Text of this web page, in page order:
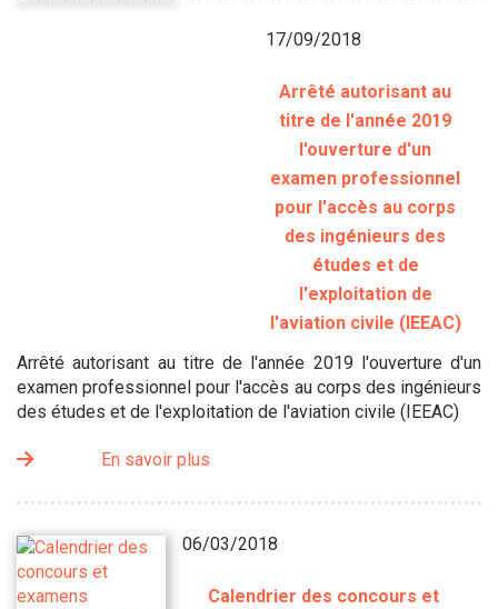
17/09/2018
Arrêté autorisant au
titre de l'année 2019
l'ouverture d'un
examen professionnel
pour l'accès au corps
des ingénieurs des
études et de
l'exploitation de
l'aviation civile (IEEAC)
Arrêté autorisant au titre de l'année 2019 l'ouverture d'un
examen professionnel pour l'accès au corps des ingénieurs
des études et de l'exploitation de l'aviation civile (IEEAC)
En savoir plus
06/03/2018
Calendrier des concours et